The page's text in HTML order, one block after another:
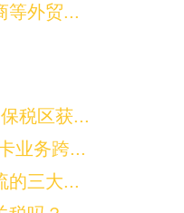
等外贸...
税区获...
业务跨...
的三大...